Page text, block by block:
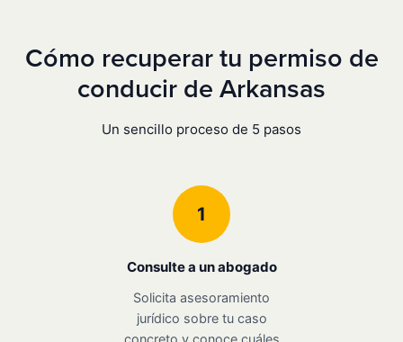
Cómo recuperar tu permiso de
conducir de Arkansas
Un sencillo proceso de 5 pasos
1
Consulte a un abogado
Solicita asesoramiento
jurídico sobre tu caso